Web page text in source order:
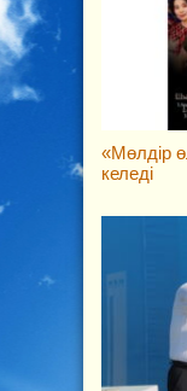
«Мөлдір
келеді